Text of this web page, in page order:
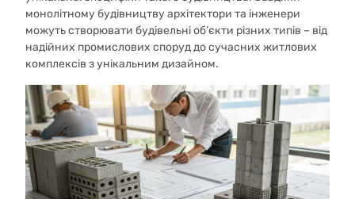
монолітному будівництву архітектори та інженери
можуть створювати будівельні об’єкти різних типів – від
надійних промислових споруд до сучасних житлових
комплексів з унікальним дизайном.